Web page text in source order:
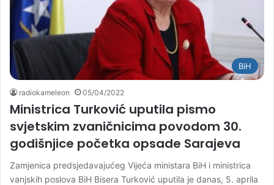
BiH
radiokameleon 05/04/2022
Ministrica Turković uputila pismo
svjetskim zvaničnicima povodom 30.
godišnjice početka opsade Sarajeva
Zamjenica predsjedavajućeg Vijeća ministara BiH i ministrica
vanjskih poslova BiH Bisera Turković uputila je danas, 5. aprila